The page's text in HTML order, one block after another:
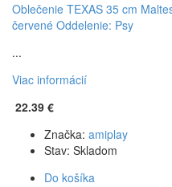
Oblečenie TEXAS 35 cm
červené Oddelenie: Psy
...
Viac informácií
22.39 €
Značka: amiplay
Stav: Skladom
Do košíka